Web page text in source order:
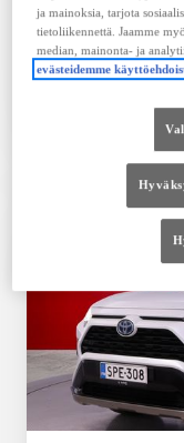
36 900,00 €
Tutustu autoon
Vertaile
ja mainoksia, tarjota
tietoliikennettä. Jaamme
median, mainonta- ja
evästeidemme